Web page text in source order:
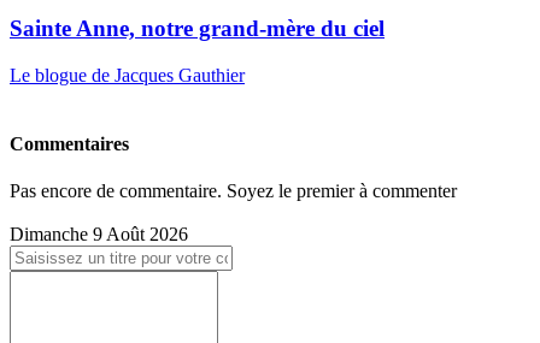
Sainte Anne, notre grand-mère du ciel
Le blogue de Jacques Gauthier
Commentaires
Pas encore de commentaire. Soyez le premier à commenter
Dimanche 9 Août 2026